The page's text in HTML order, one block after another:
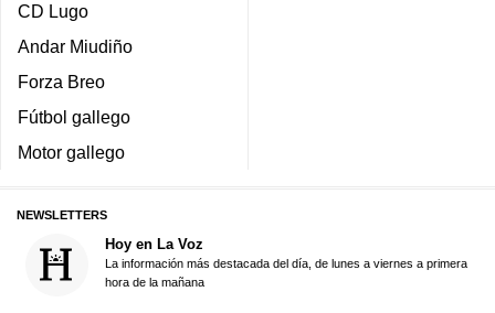
CD Lugo
Andar Miudiño
Forza Breo
Fútbol gallego
Motor gallego
NEWSLETTERS
Hoy en La Voz
La información más destacada del día, de lunes a viernes a primera
hora de la mañana